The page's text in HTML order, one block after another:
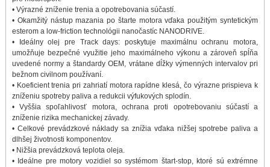
• Výrazné zníženie trenia a opotrebovania súčastí.
• Okamžitý nástup mazania po štarte motora vďaka použitým syntetickým
esterom a low-friction technológii nanočastíc NANODRIVE.
• Ideálny olej pre Track days: poskytuje maximálnu ochranu motora,
umožňuje bezpečné využitie jeho maximálneho výkonu a zároveň spĺňa
uvedené normy a štandardy OEM, vrátane dĺžky výmenných intervalov pri
bežnom civilnom používaní.
• Koeficient trenia pri zahriatí motora rapídne klesá, čo výrazne prispieva k
zníženiu spotreby paliva a redukcii výfukových splodín.
• Vyššia spoľahlivosť motora, ochrana proti opotrebovaniu súčastí a
zníženie rizika mechanickej závady.
• Celkové prevádzkové náklady sa znížia vďaka nižšej spotrebe paliva a
dlhšej životnosti komponentov.
• Nižšia prevádzková teplota oleja.
• Ideálne pre motory vozidiel so systémom štart-stop, ktoré sú extrémne